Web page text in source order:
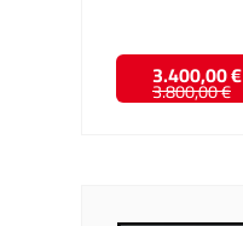
3.400,00 €
3.800,00 €